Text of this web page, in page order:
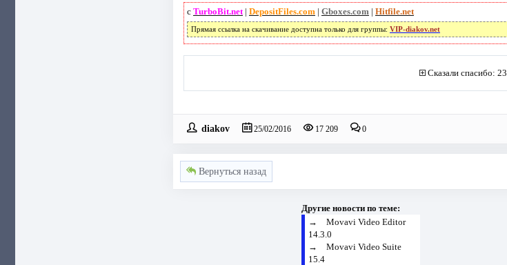
с TurboBit.net| DepositFiles.com| Gboxes.com| Hitfile.net
Прямая ссылка на скачивание доступна только для группы: VIP-diakov.net
Сказали спасибо: 23
diakov 25/02/2016 17 209 0
Вернуться назад
Другие новости по теме:
→ Movavi Video Editor
14.3.0
→ Movavi Video Suite
15.4